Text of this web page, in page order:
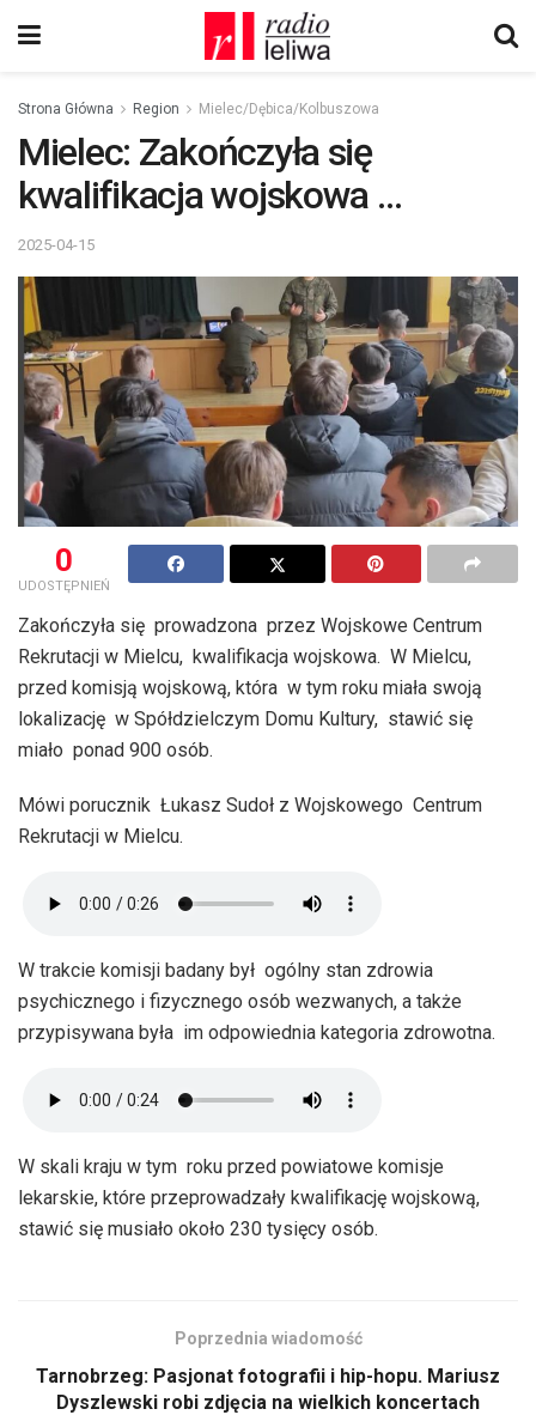
Strona Główna Region Mielec/Dębica/Kolbuszowa
Mielec: Zakończyła się
kwalifikacja wojskowa …
2025-04-15
0
UDOSTĘPNIEŃ
Zakończyła się prowadzona przez Wojskowe Centrum
Rekrutacji w Mielcu, kwalifikacja wojskowa. W Mielcu,
przed komisją wojskową, która w tym roku miała swoją
lokalizację w Spółdzielczym Domu Kultury, stawić się
miało ponad 900 osób.
Mówi porucznik Łukasz Sudoł z Wojskowego Centrum
Rekrutacji w Mielcu.
W trakcie komisji badany był ogólny stan zdrowia
psychicznego i fizycznego osób wezwanych, a także
przypisywana była im odpowiednia kategoria zdrowotna.
W skali kraju w tym roku przed powiatowe komisje
lekarskie, które przeprowadzały kwalifikację wojskową,
stawić się musiało około 230 tysięcy osób.
Poprzednia wiadomość
Tarnobrzeg: Pasjonat fotografii i hip-hopu. Mariusz
Dyszlewski robi zdjęcia na wielkich koncertach